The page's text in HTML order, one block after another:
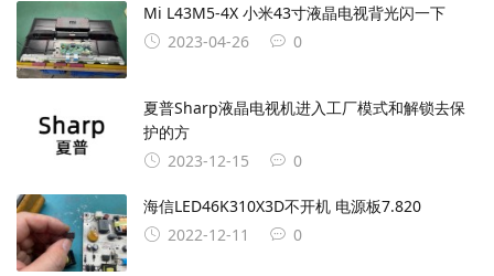
Mi L43M5-4X 小米43寸液晶电视背光闪一下
2023-04-26
0
夏普Sharp液晶电视机进入工厂模式和解锁去保
护的方
2023-12-15
0
海信LED46K310X3D不开机 电源板7.820
2022-12-11
0